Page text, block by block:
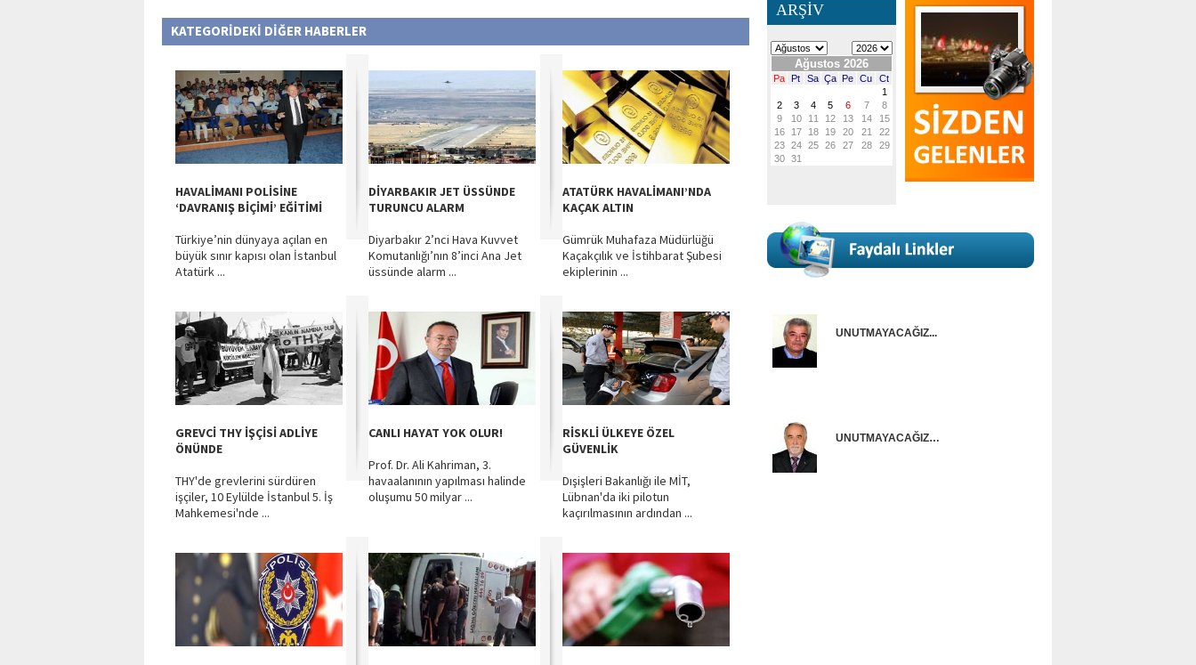
KATEGORİDEKİ DİĞER HABERLER
HAVALİMANI POLİSİNE
‘DAVRANIŞ BİÇİMİ’ EĞİTİMİ
Türkiye’nin dünyaya açılan en
büyük sınır kapısı olan İstanbul
Atatürk ...
DİYARBAKIR JET ÜSSÜNDE
TURUNCU ALARM
Diyarbakır 2’nci Hava Kuvvet
Komutanlığı’nın 8’inci Ana Jet
üssünde alarm ...
ATATÜRK HAVALİMANI’NDA
KAÇAK ALTIN
Gümrük Muhafaza Müdürlüğü
Kaçakçılık ve İstihbarat Şubesi
ekiplerinin ...
GREVCİ THY İŞÇİSİ ADLİYE
ÖNÜNDE
THY'de grevlerini sürdüren
işçiler, 10 Eylülde İstanbul 5. İş
Mahkemesi'nde ...
CANLI HAYAT YOK OLUR!
Prof. Dr. Ali Kahriman, 3.
havaalanının yapılması halinde
oluşumu 50 milyar ...
RİSKLİ ÜLKEYE ÖZEL
GÜVENLİK
Dışişleri Bakanlığı ile MİT,
Lübnan'da iki pilotun
kaçırılmasının ardından ...
ARŞİV
UNUTMAYACAĞIZ...
UNUTMAYACAĞIZ…